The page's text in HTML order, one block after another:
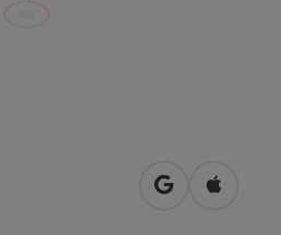
Openen in